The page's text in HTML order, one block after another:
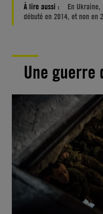
À lire aussi :
En
débuté en 2014, et non en
Une guerre